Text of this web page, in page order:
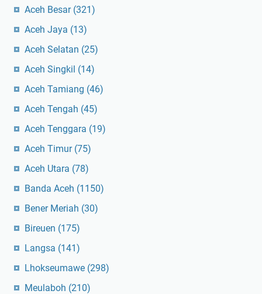
Aceh Besar (321)
Aceh Jaya (13)
Aceh Selatan (25)
Aceh Singkil (14)
Aceh Tamiang (46)
Aceh Tengah (45)
Aceh Tenggara (19)
Aceh Timur (75)
Aceh Utara (78)
Banda Aceh (1150)
Bener Meriah (30)
Bireuen (175)
Langsa (141)
Lhokseumawe (298)
Meulaboh (210)